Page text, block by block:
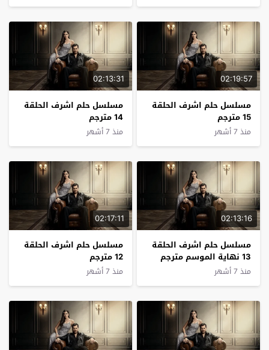
02:19:57
مسلسل حلم اشرف الحلقة
15 مترجم
منذ 7 أشهر
02:13:31
مسلسل حلم اشرف الحلقة
14 مترجم
منذ 7 أشهر
02:13:16
مسلسل حلم اشرف الحلقة
13 نهاية الموسم مترجم
منذ 7 أشهر
02:17:11
مسلسل حلم اشرف الحلقة
12 مترجم
منذ 7 أشهر